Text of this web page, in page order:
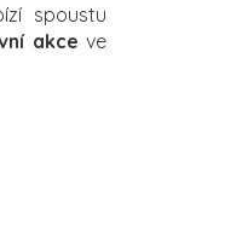
spoustu
akce ve